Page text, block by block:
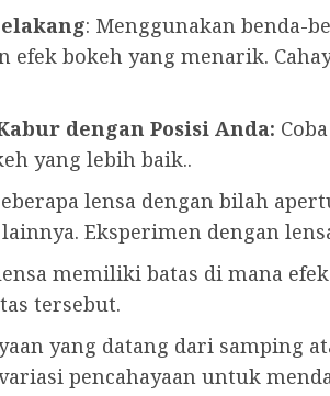
: Menggunakan benda-
bokeh yang menarik.
dengan Posisi Anda:
yang lebih baik..
lensa dengan bilah
Eksperimen dengan
memiliki batas di mana
tersebut.
yang datang dari samping
pencahayaan untuk